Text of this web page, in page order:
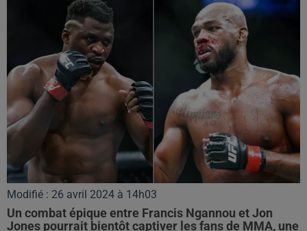
Modifié : 26 avril 2024 à 14h03
Un combat épique entre Francis Ngannou et Jon
Jones pourrait bientôt captiver les fans de MMA, une